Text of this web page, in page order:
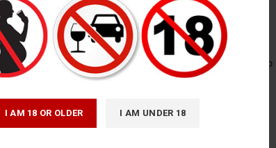
I AM 18 OR OLDER I AM UNDER 18
(750ml/43%)
₫
Marie Brizard Grenadine Syrup
280,000